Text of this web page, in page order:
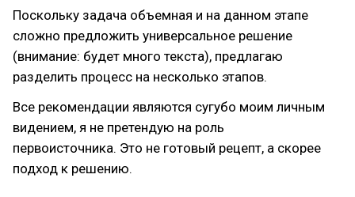
Поскольку задача объемная и на данном этапе
сложно предложить универсальное решение
(внимание: будет много текста), предлагаю
разделить процесс на несколько этапов.
Все рекомендации являются сугубо моим личным
видением, я не претендую на роль
первоисточника. Это не готовый рецепт, а скорее
подход к решению.